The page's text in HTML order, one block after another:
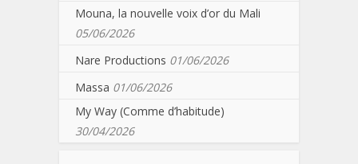
Mouna, la nouvelle voix d’or du Mali
05/06/2026
Nare Productions 01/06/2026
Massa 01/06/2026
My Way (Comme d’habitude)
30/04/2026